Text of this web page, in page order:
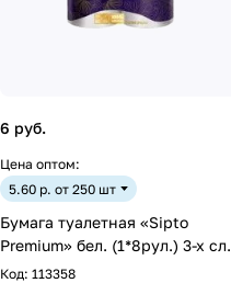
6 руб.
Цена оптом:
5.60 р. от 250 шт
Бумага туалетная «Sipto
Premium» бел. (1*8рул.) 3-х сл.
Код: 113358